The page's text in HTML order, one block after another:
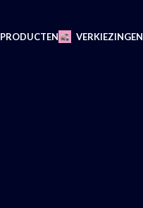
PRODUCTEN VERKIEZINGEN